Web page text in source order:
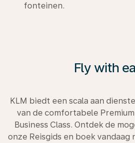
fonteinen.
Fly with
KLM biedt een scala aan
van de comfortabele
Business Class. Ontdek de
onze Reisgids en boek vandaag